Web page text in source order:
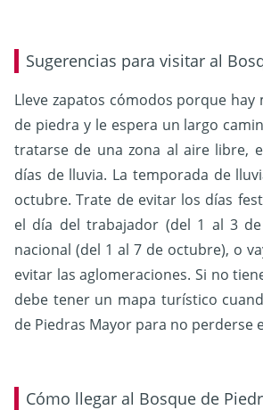
Sugerencias para visitar al
Lleve zapatos cómodos porque hay
de piedra y le espera un largo
tratarse de una zona al aire libre,
días de lluvia. La temporada de
octubre.Trate de evitar los días
el día del trabajador (del 1 al 3
nacional (del 1 al 7 de octubre), o
evitar las aglomeraciones. Si no
debe tener un mapa turístico
de Piedras Mayor para no perderse
Cómo llegar al Bosque de